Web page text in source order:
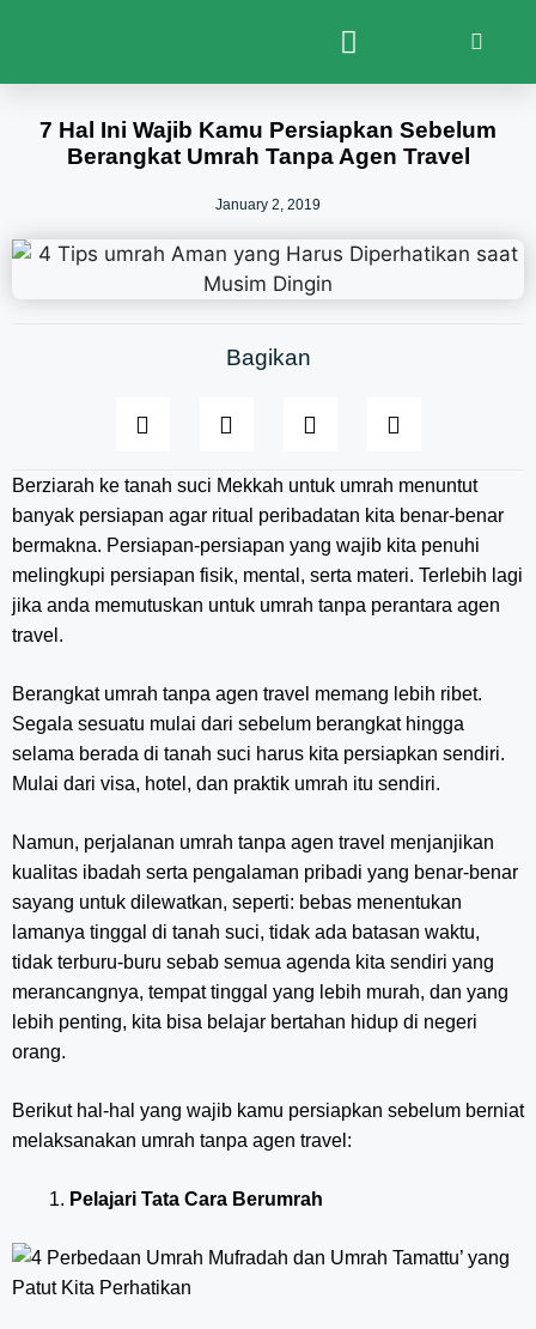
7 Hal Ini Wajib Kamu Persiapkan Sebelum
Berangkat Umrah Tanpa Agen Travel
January 2, 2019
Bagikan
Berziarah ke tanah suci Mekkah untuk umrah menuntut
banyak persiapan agar ritual peribadatan kita benar-benar
bermakna. Persiapan-persiapan yang wajib kita penuhi
melingkupi persiapan fisik, mental, serta materi. Terlebih lagi
jika anda memutuskan untuk umrah tanpa perantara agen
travel.
Berangkat umrah tanpa agen travel memang lebih ribet.
Segala sesuatu mulai dari sebelum berangkat hingga
selama berada di tanah suci harus kita persiapkan sendiri.
Mulai dari visa, hotel, dan praktik umrah itu sendiri.
Namun, perjalanan umrah tanpa agen travel menjanjikan
kualitas ibadah serta pengalaman pribadi yang benar-benar
sayang untuk dilewatkan, seperti: bebas menentukan
lamanya tinggal di tanah suci, tidak ada batasan waktu,
tidak terburu-buru sebab semua agenda kita sendiri yang
merancangnya, tempat tinggal yang lebih murah, dan yang
lebih penting, kita bisa belajar bertahan hidup di negeri
orang.
Berikut hal-hal yang wajib kamu persiapkan sebelum berniat
melaksanakan umrah tanpa agen travel:
Pelajari Tata Cara Berumrah